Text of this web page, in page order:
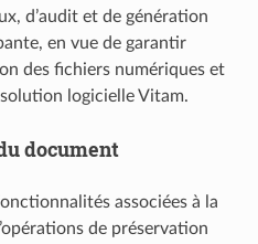
d’audit et de génération
en vue de garantir
des fichiers numériques et
logicielle Vitam.
document
associées à la
de préservation